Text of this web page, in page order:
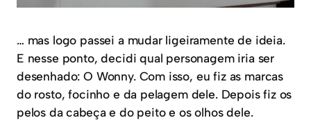
… mas logo passei a mudar ligeiramente de ideia.
E nesse ponto, decidi qual personagem iria ser
desenhado: O Wonny. Com isso, eu fiz as marcas
do rosto, focinho e da pelagem dele. Depois fiz os
pelos da cabeça e do peito e os olhos dele.